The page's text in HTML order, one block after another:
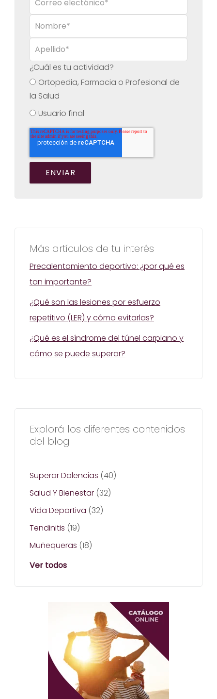
¿Cuál es tu actividad?
Ortopedia, Farmacia o Profesional de
la Salud
Usuario final
Más artículos de tu interés
Precalentamiento deportivo: ¿por qué es
tan importante?
¿Qué son las lesiones por esfuerzo
repetitivo (LER) y cómo evitarlas?
¿Qué es el síndrome del túnel carpiano y
cómo se puede superar?
Explorá los diferentes contenidos
del blog
Superar Dolencias (40)
Salud Y Bienestar (32)
Vida Deportiva (32)
Tendinitis (19)
Muñequeras (18)
Ver todos